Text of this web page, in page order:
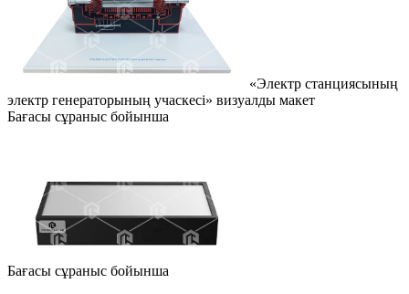
«Электр станциясының
электр генераторының учаскесі» визуалды макет
Бағасы сұраныс бойынша
Бағасы сұраныс бойынша